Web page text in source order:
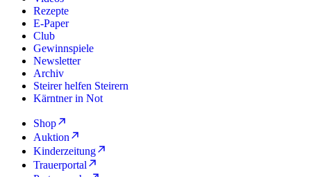
Rezepte
E-Paper
Club
Gewinnspiele
Newsletter
Archiv
Steirer helfen Steirern
Kärntner in Not
Shop
Auktion
Kinderzeitung
Trauerportal